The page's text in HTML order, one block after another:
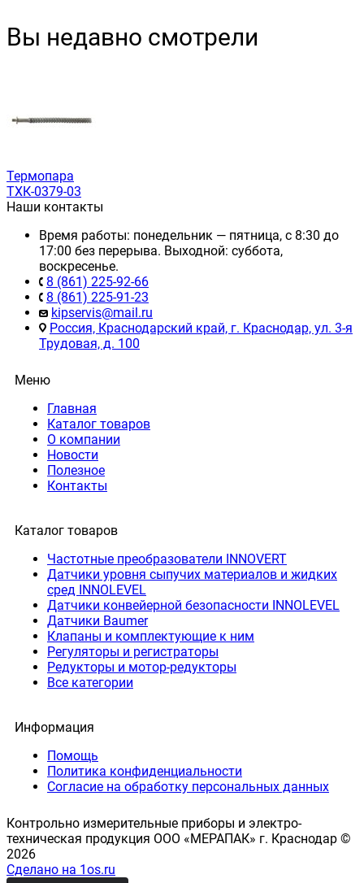
Вы недавно смотрели
Термопара
ТХК-0379-03
Наши контакты
Время работы: понедельник — пятница, с 8:30 до
17:00 без перерыва. Выходной: суббота,
воскресенье.
8 (861) 225-92-66
8 (861) 225-91-23
kipservis@mail.ru
Россия, Краснодарский край, г. Краснодар, ул. 3-я
Трудовая, д. 100
Меню
Главная
Каталог товаров
О компании
Новости
Полезное
Контакты
Каталог товаров
Частотные преобразователи INNOVERT
Датчики уровня сыпучих материалов и жидких
сред INNOLEVEL
Датчики конвейерной безопасности INNOLEVEL
Датчики Baumer
Клапаны и комплектующие к ним
Регуляторы и регистраторы
Редукторы и мотор-редукторы
Все категории
Информация
Помощь
Политика конфиденциальности
Согласие на обработку персональных данных
Контрольно измерительные приборы и электро-
техническая продукция ООО «МЕРАПАК» г. Краснодар ©
2026
Сделано на 1os.ru